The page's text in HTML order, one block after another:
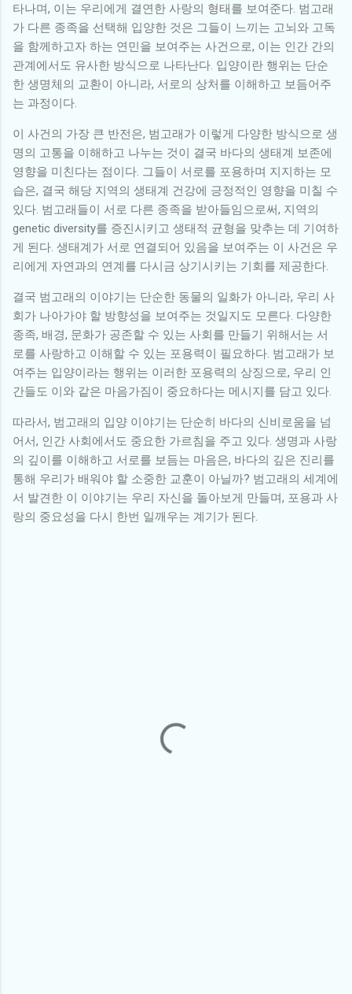
타나며, 이는 우리에게 결연한 사랑의 형태를 보여준다. 범고래
가 다른 종족을 선택해 입양한 것은 그들이 느끼는 고뇌와 고독
을 함께하고자 하는 연민을 보여주는 사건으로, 이는 인간 간의
관계에서도 유사한 방식으로 나타난다. 입양이란 행위는 단순
한 생명체의 교환이 아니라, 서로의 상처를 이해하고 보듬어주
는 과정이다.
이 사건의 가장 큰 반전은, 범고래가 이렇게 다양한 방식으로 생
명의 고통을 이해하고 나누는 것이 결국 바다의 생태계 보존에
영향을 미친다는 점이다. 그들이 서로를 포용하며 지지하는 모
습은, 결국 해당 지역의 생태계 건강에 긍정적인 영향을 미칠 수
있다. 범고래들이 서로 다른 종족을 받아들임으로써, 지역의
genetic diversity를 증진시키고 생태적 균형을 맞추는 데 기여하
게 된다. 생태계가 서로 연결되어 있음을 보여주는 이 사건은 우
리에게 자연과의 연계를 다시금 상기시키는 기회를 제공한다.
결국 범고래의 이야기는 단순한 동물의 일화가 아니라, 우리 사
회가 나아가야 할 방향성을 보여주는 것일지도 모른다. 다양한
종족, 배경, 문화가 공존할 수 있는 사회를 만들기 위해서는 서
로를 사랑하고 이해할 수 있는 포용력이 필요하다. 범고래가 보
여주는 입양이라는 행위는 이러한 포용력의 상징으로, 우리 인
간들도 이와 같은 마음가짐이 중요하다는 메시지를 담고 있다.
따라서, 범고래의 입양 이야기는 단순히 바다의 신비로움을 넘
어서, 인간 사회에서도 중요한 가르침을 주고 있다. 생명과 사랑
의 깊이를 이해하고 서로를 보듬는 마음은, 바다의 깊은 진리를
통해 우리가 배워야 할 소중한 교훈이 아닐까? 범고래의 세계에
서 발견한 이 이야기는 우리 자신을 돌아보게 만들며, 포용과 사
랑의 중요성을 다시 한번 일깨우는 계기가 된다.